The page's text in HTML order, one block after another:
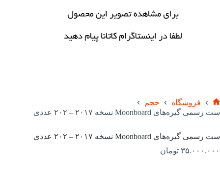
فروشگاه
حجم
ست رسمی گیره‌های Moonboard نسخه ۲۰۱۷ – ۲۰۲ عددی
ست رسمی گیره‌های Moonboard نسخه ۲۰۱۷ – ۲۰۲ عددی
۳۵.۰۰۰.۰۰۰ تومان